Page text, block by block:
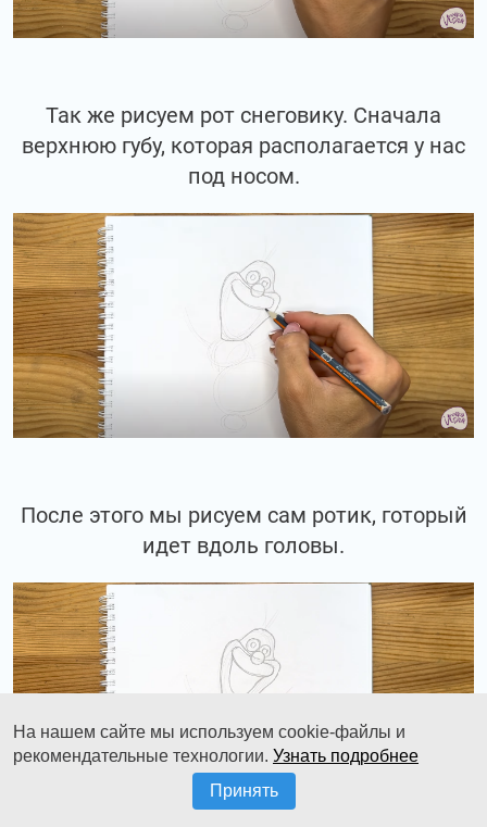
Так же рисуем рот снеговику. Сначала
верхнюю губу, которая располагается у нас
под носом.
После этого мы рисуем сам ротик, готорый
идет вдоль головы.
На нашем сайте мы используем cookie-файлы и
рекомендательные технологии. Узнать подробнее
Принять